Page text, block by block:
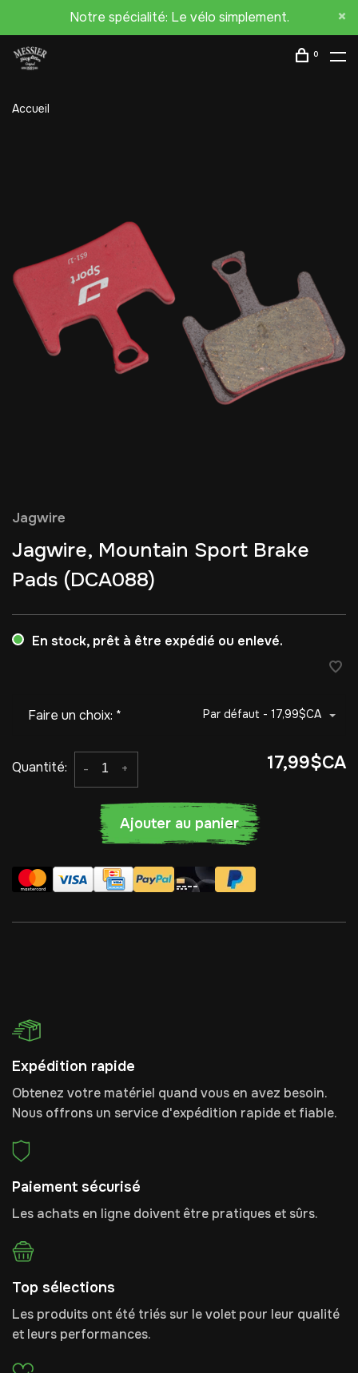
Notre spécialité: Le vélo simplement.
0
Accueil
Jagwire
Jagwire, Mountain Sport Brake
Pads (DCA088)
En stock, prêt à être expédié ou enlevé.
Faire un choix: * Par défaut - 17,99$CA
Quantité: +
- 17,99$CA
Ajouter au panier
Expédition rapide
Obtenez votre matériel quand vous en avez besoin.
Nous offrons un service d'expédition rapide et fiable.
Paiement sécurisé
Les achats en ligne doivent être pratiques et sûrs.
Top sélections
Les produits ont été triés sur le volet pour leur qualité
et leurs performances.